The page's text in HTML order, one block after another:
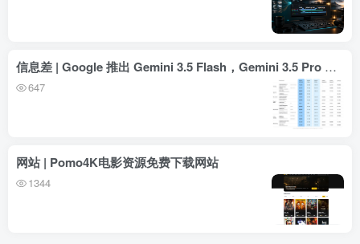
信息差 | Google 推出 Gemini 3.5 Flash，Gemini 3.5 Pro 下月上线
647
网站 | Pomo4K电影资源免费下载网站
1344